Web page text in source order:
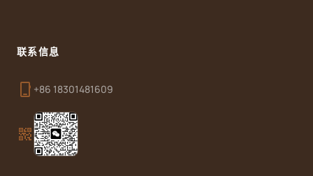
联系信息
phone_iphone +86 18301481609
qr_code_2